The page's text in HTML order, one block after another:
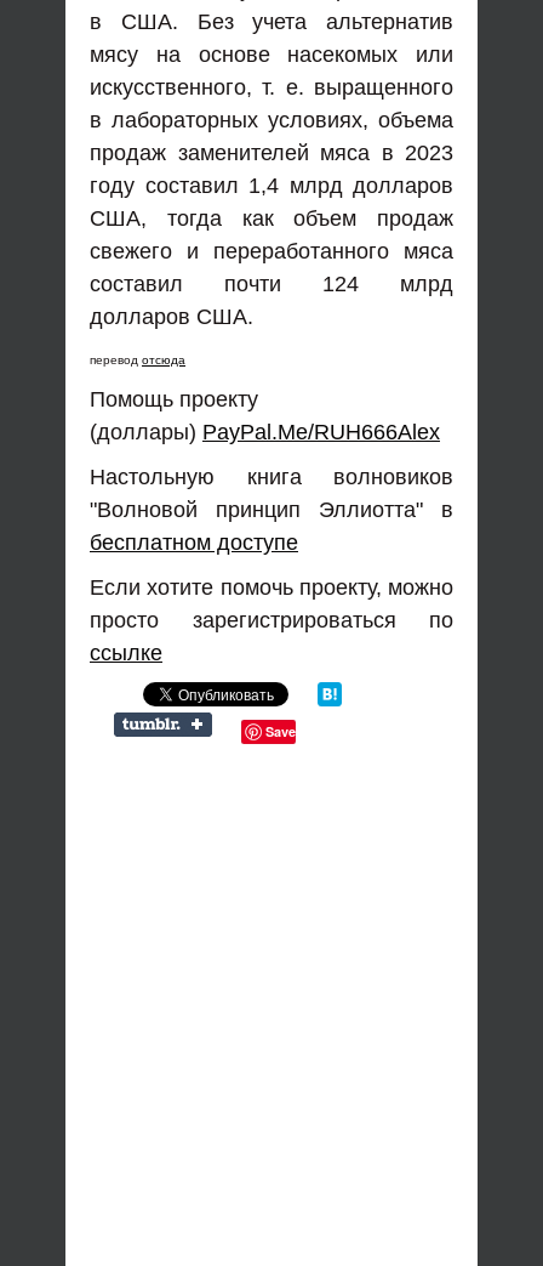
в США. Без учета альтернатив
мясу на основе насекомых или
искусственного, т. е. выращенного
в лабораторных условиях, объема
продаж заменителей мяса в 2023
году составил 1,4 млрд долларов
США, тогда как объем продаж
свежего и переработанного мяса
составил почти 124 млрд
долларов США.
перевод отсюда
Помощь проекту
(доллары) PayPal.Me/RUH666Alex
Настольную книга волновиков
"Волновой принцип Эллиотта" в
бесплатном доступе
Если хотите помочь проекту, можно
просто зарегистрироваться по
ссылке
Save